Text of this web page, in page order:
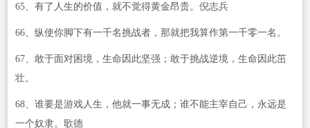
65、有了人生的价值，就不觉得黄金昂贵。倪志兵
66、纵使你脚下有一千名挑战者，那就把我算作第一千零一名。
67、敢于面对困境，生命因此坚强；敢于挑战逆境，生命因此茁
壮。
68、谁要是游戏人生，他就一事无成；谁不能主宰自己，永远是
一个奴隶。歌德